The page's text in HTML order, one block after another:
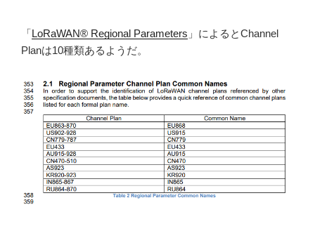
「LoRaWAN® Regional Parameters 」によるとChannel
Planは10種類あるようだ。